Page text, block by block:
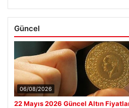
Güncel
06/08/2026
22 Mayıs 2026 Güncel Altın